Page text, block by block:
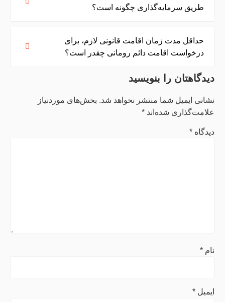
طریق سرمایه‌گذاری چگونه است؟
حداقل مدت زمان اقامت قانونی لازم، برای
درخواست اقامت دائم رومانی چقدر است؟
دیدگاهتان را بنویسید
نشانی ایمیل شما منتشر نخواهد شد. بخش‌های موردنیاز
علامت‌گذاری شده‌اند *
دیدگاه *
نام *
ایمیل *